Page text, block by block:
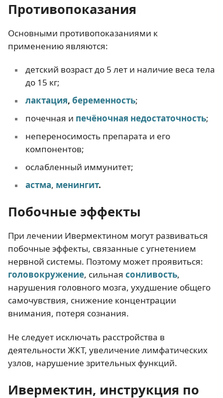
Противопоказания
Основными противопоказаниями к
применению являются:
детский возраст до 5 лет и наличие веса тела
до 15 кг;
лактация, беременность;
почечная и печёночная недостаточность;
непереносимость препарата и его
компонентов;
ослабленный иммунитет;
астма, менингит.
Побочные эффекты
При лечении Ивермектином могут развиваться
побочные эффекты, связанные с угнетением
нервной системы. Поэтому может проявиться:
головокружение, сильная сонливость,
нарушения головного мозга, ухудшение общего
самочувствия, снижение концентрации
внимания, потеря сознания.
Не следует исключать расстройства в
деятельности ЖКТ, увеличение лимфатических
узлов, нарушение зрительных функций.
Ивермектин, инструкция по